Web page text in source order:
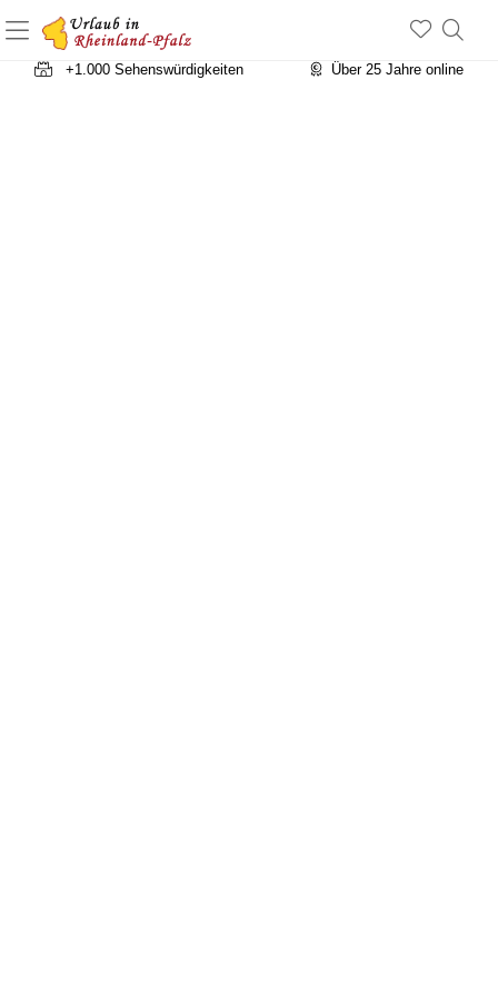
+1.500 Unterkünfte in Rheinland-Pfalz
+1.000 Sehenswürdigkeiten
Über 25 Jahre online